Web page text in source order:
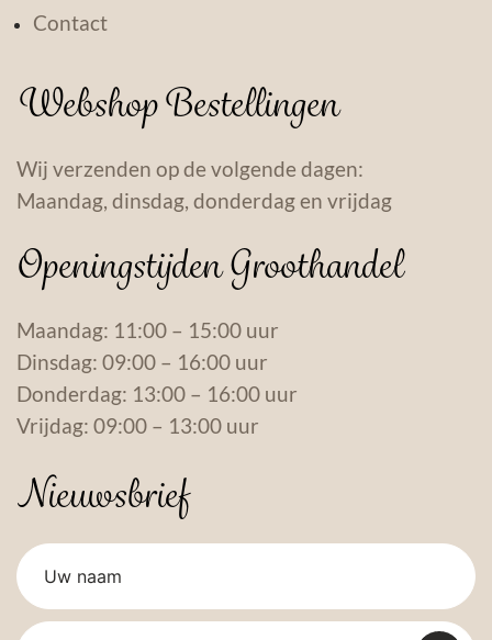
Contact
Webshop Bestellingen
Wij verzenden op de volgende dagen:
Maandag, dinsdag, donderdag en vrijdag
Openingstijden Groothandel
Maandag: 11:00 – 15:00 uur
Dinsdag: 09:00 – 16:00 uur
Donderdag: 13:00 – 16:00 uur
Vrijdag: 09:00 – 13:00 uur
Nieuwsbrief